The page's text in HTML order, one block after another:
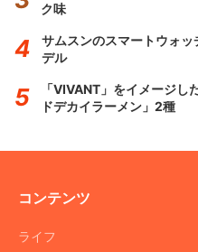
ク味
サムスンのスマートウォ
デル
「VIVANT」をイメージ
ドデカイラーメン」2種
コンテンツ
ライフ